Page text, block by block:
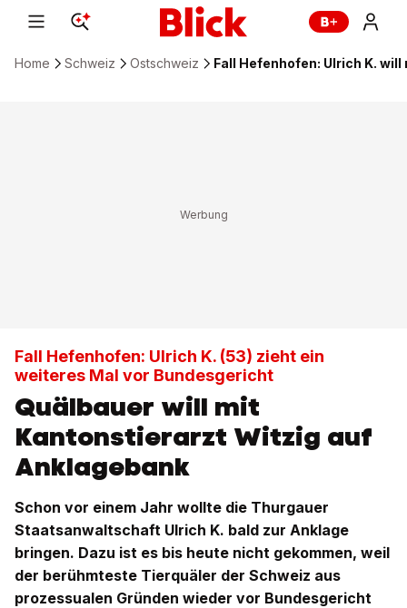
Home Schweiz Ostschweiz Fall Hefenhofen: Ulrich K.
Fall Hefenhofen: Ulrich K. (53) zieht ein
weiteres Mal vor Bundesgericht
Quälbauer will mit
Kantonstierarzt Witzig auf
Anklagebank
Schon vor einem Jahr wollte die Thurgauer
Staatsanwaltschaft Ulrich K. bald zur Anklage
bringen. Dazu ist es bis heute nicht gekommen, weil
der berühmteste Tierquäler der Schweiz aus
prozessualen Gründen wieder vor Bundesgericht